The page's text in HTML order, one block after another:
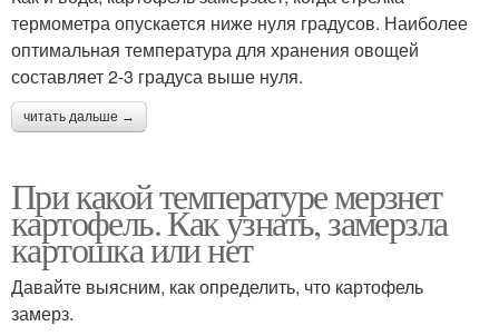
термометра опускается ниже нуля градусов. Наиболее
оптимальная температура для хранения овощей
составляет 2-3 градуса выше нуля.
читать дальше →
При какой температуре мерзнет
картофель. Как узнать, замерзла
картошка или нет
Давайте выясним, как определить, что картофель
замерз.